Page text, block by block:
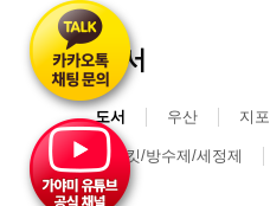
도서
도서 우산 지포
수선킷/방수제/세정제